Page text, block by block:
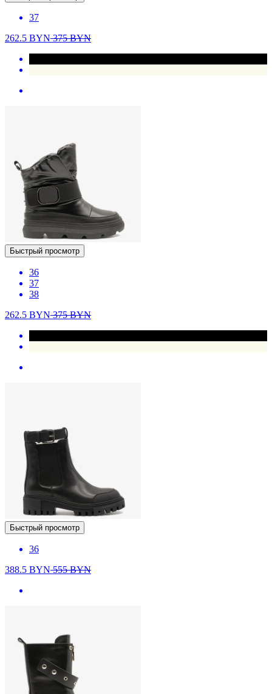
37
262.5 BYN375BYN
Быстрый просмотр
36
37
38
262.5 BYN375BYN
Быстрый просмотр
36
388.5 BYN555BYN